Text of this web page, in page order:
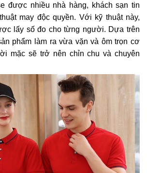
được nhiều nhà hàng, khách sạn tin
may độc quyền. Với kỹ thuật này,
lấy số đo cho từng người. Dựa trên
phẩm làm ra vừa vặn và ôm trọn cơ
mặc sẽ trở nên chỉn chu và chuyên